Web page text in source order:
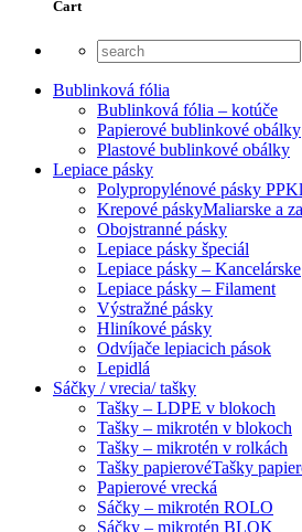
Cart
Bublinková fólia
Bublinková fólia – kotúče
Papierové bublinkové obálky
Plastové bublinkové obálky
Lepiace pásky
Polypropylénové pásky PP
Krepové páskyMaliarske a
Obojstranné pásky
Lepiace pásky špeciál
Lepiace pásky – Kancelárske
Lepiace pásky – Filament
Výstražné pásky
Hliníkové pásky
Odvíjače lepiacich pások
Lepidlá
Sáčky / vrecia/ tašky
Tašky – LDPE v blokoch
Tašky – mikrotén v blokoch
Tašky – mikrotén v rolkách
Tašky papierovéTašky
Papierové vrecká
Sáčky – mikrotén ROLO
Sáčky – mikrotén BLOK